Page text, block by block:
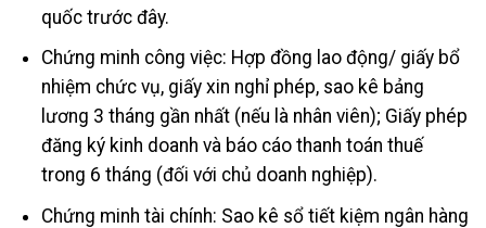
quốc trước đây.
Chứng minh công việc: Hợp đồng lao động/ giấy bổ
nhiệm chức vụ, giấy xin nghỉ phép, sao kê bảng
lương 3 tháng gần nhất (nếu là nhân viên); Giấy phép
đăng ký kinh doanh và báo cáo thanh toán thuế
trong 6 tháng (đối với chủ doanh nghiệp).
Chứng minh tài chính: Sao kê sổ tiết kiệm ngân hàng